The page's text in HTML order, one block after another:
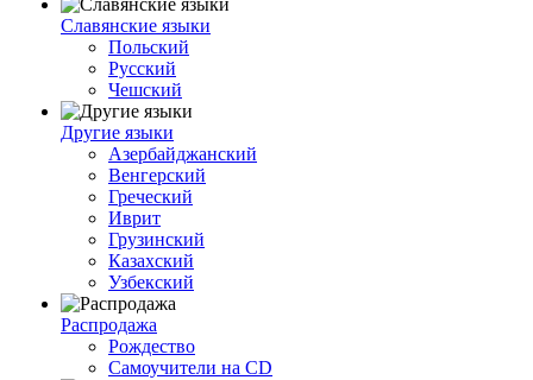
Славянские языки
Польский
Русский
Чешский
Другие языки
Азербайджанский
Венгерский
Греческий
Иврит
Грузинский
Казахский
Узбекский
Распродажа
Рождество
Самоучители на CD